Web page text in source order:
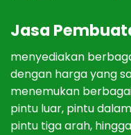
Jasa Pembu
menyediakan berbag
dengan hargayang
menemukan berbag
pintu luar, pintudalam
pintu tigaarah, hingga